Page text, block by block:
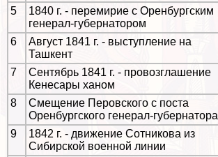
5
1840 г. - перемирие с Оренбургским
генерал-губернатором
6
Август 1841 г. - выступление на
Ташкент
7
Сентябрь 1841 г. - провозглашение
Кенесары ханом
8
Смещение Перовского с поста
Оренбургского генерал-губернатора
9
1842 г. - движение Сотникова из
Сибирской военной линии